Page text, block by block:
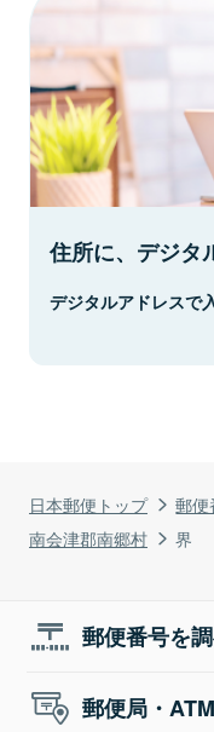
日本郵便トップ 郵
南会津郡南郷村
界
住所に、デジタ
デジタルアドレスで
郵便番号を
郵便局・